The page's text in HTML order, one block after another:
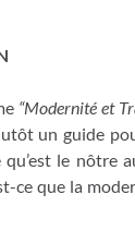
“Modernité et
un guide
le nôtre
ce que la